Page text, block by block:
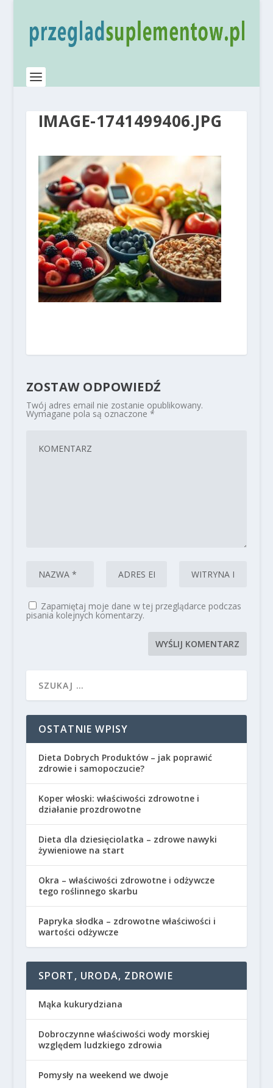
IMAGE-1741499406.JPG
ZOSTAW ODPOWIEDŹ
Twój adres email nie zostanie opublikowany.
Wymagane pola są oznaczone *
Zapamiętaj moje dane w tej przeglądarce podczas
pisania kolejnych komentarzy.
OSTATNIE WPISY
Dieta Dobrych Produktów – jak poprawić
zdrowie i samopoczucie?
Koper włoski: właściwości zdrowotne i
działanie prozdrowotne
Dieta dla dziesięciolatka – zdrowe nawyki
żywieniowe na start
Okra – właściwości zdrowotne i odżywcze
tego roślinnego skarbu
Papryka słodka – zdrowotne właściwości i
wartości odżywcze
SPORT, URODA, ZDROWIE
Mąka kukurydziana
Dobroczynne właściwości wody morskiej
względem ludzkiego zdrowia
Pomysły na weekend we dwoje